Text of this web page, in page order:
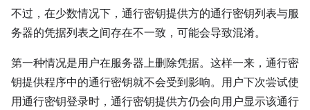
不过，在少数情况下，通行密钥提供方的通行密钥列表与服
务器的凭据列表之间存在不一致，可能会导致混淆。
第一种情况是用户在服务器上删除凭据。这样一来，通行密
钥提供程序中的通行密钥就不会受到影响。用户下次尝试使
用通行密钥登录时，通行密钥提供方仍会向用户显示该通行